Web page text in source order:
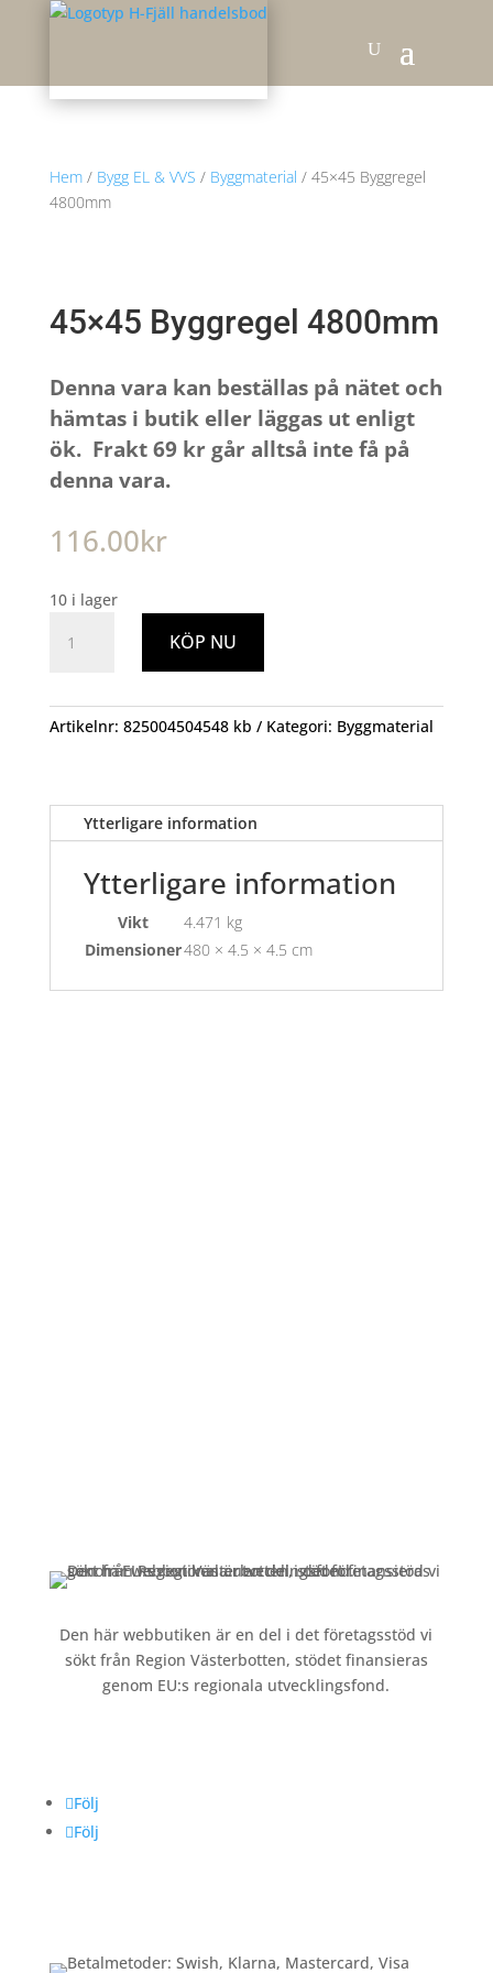
Hem/ Bygg EL & VVS / Byggmaterial / 45×45 Byggregel
4800mm
45×45 Byggregel 4800mm
Denna vara kan beställas på nätet och
hämtas i butik eller läggas ut enligt
ök. Frakt 69 kr går alltså inte få på
denna vara.
116.00kr
10 i lager
Byggregel
KÖP NU
Artikelnr: 825004504548 kb Kategori: Byggmaterial
Ytterligare information
Ytterligare information
Vikt
4.471 kg
Dimensioner480 × 4.5 × 4.5 cm
Den här webbutiken är en del i det företagsstöd vi
sökt från Region Västerbotten, stödet finansieras
genom EU:s regionala utvecklingsfond.
Följ
Följ